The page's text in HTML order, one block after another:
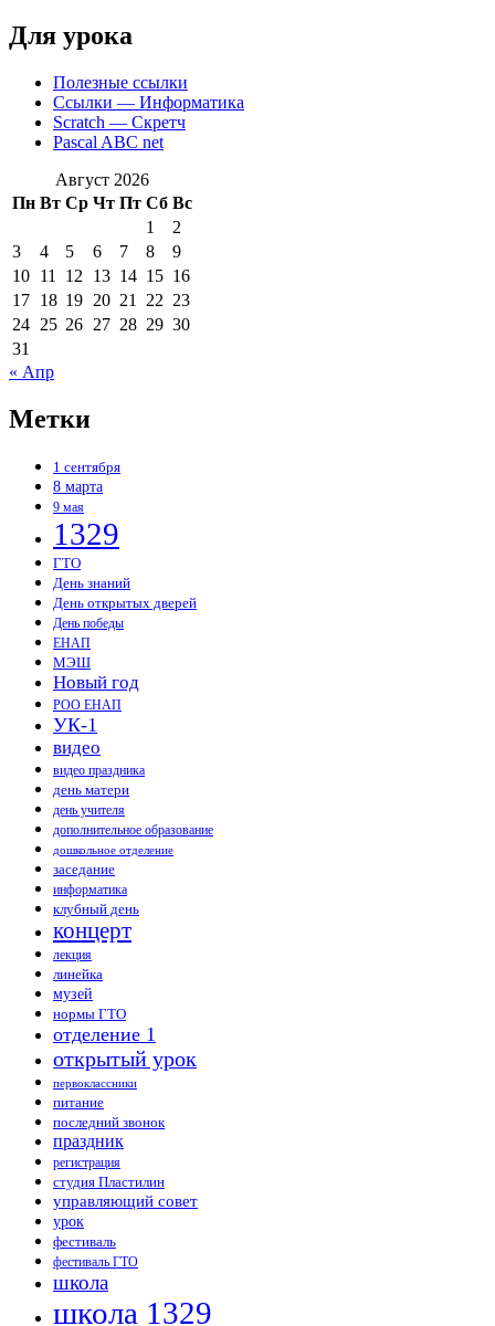
Для урока
Полезные ссылки
Ссылки — Информатика
Scratch — Скретч
Pascal ABC net
Август 2026
Пн Вт Ср Чт Пт Сб Вс
1
2
3
4 5 6 7 8
9
10 11 12 13 14 15 16
17 18 19 20 21 22 23
24 25 26 27 28 29 30
31
« Апр
Метки
1 сентября
8 марта
9 мая
1329
ГТО
День знаний
День открытых дверей
День победы
ЕНАП
МЭШ
Новый год
РОО ЕНАП
УК-1
видео
видео праздника
день матери
день учителя
дополнительное образование
дошкольное отделение
заседание
информатика
клубный день
концерт
лекция
линейка
музей
нормы ГТО
отделение 1
открытый урок
первоклассники
питание
последний звонок
праздник
регистрация
студия Пластилин
управляющий совет
урок
фестиваль
фестиваль ГТО
школа
школа 1329